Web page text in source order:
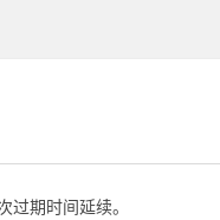
期时间延续。